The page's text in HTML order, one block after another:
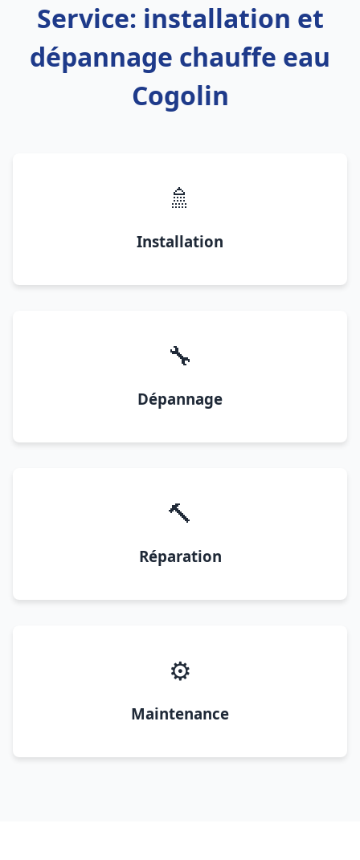
Service: installation et
dépannage chauffe eau
Cogolin
🚿
Installation
🔧
Dépannage
🔨
Réparation
⚙️
Maintenance